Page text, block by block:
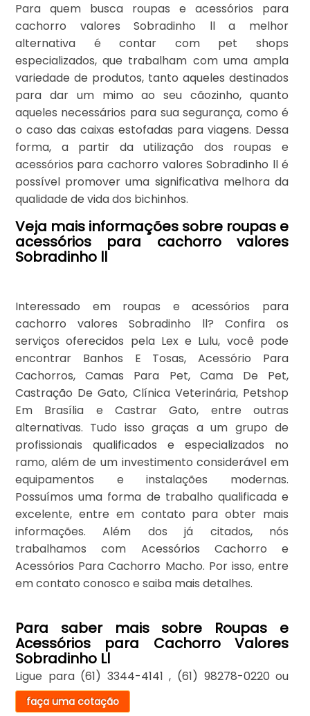
Para quem busca roupas e acessórios para
cachorro valores Sobradinho ll a melhor
alternativa é contar com pet shops
especializados, que trabalham com uma ampla
variedade de produtos, tanto aqueles destinados
para dar um mimo ao seu cãozinho, quanto
aqueles necessários para sua segurança, como é
o caso das caixas estofadas para viagens. Dessa
forma, a partir da utilização dos roupas e
acessórios para cachorro valores Sobradinho ll é
possível promover uma significativa melhora da
qualidade de vida dos bichinhos.
Veja mais informações sobre roupas e
acessórios para cachorro valores
Sobradinho ll
Interessado em roupas e acessórios para
cachorro valores Sobradinho ll? Confira os
serviços oferecidos pela Lex e Lulu, você pode
encontrar Banhos E Tosas, Acessório Para
Cachorros, Camas Para Pet, Cama De Pet,
Castração De Gato, Clínica Veterinária, Petshop
Em Brasília e Castrar Gato, entre outras
alternativas. Tudo isso graças a um grupo de
profissionais qualificados e especializados no
ramo, além de um investimento considerável em
equipamentos e instalações modernas.
Possuímos uma forma de trabalho qualificada e
excelente, entre em contato para obter mais
informações. Além dos já citados, nós
trabalhamos com Acessórios Cachorro e
Acessórios Para Cachorro Macho. Por isso, entre
em contato conosco e saiba mais detalhes.
Para saber mais sobre Roupas e
Acessórios para Cachorro Valores
Sobradinho Ll
Ligue para (61) 3344-4141 , (61) 98278-0220 ou
faça uma cotação